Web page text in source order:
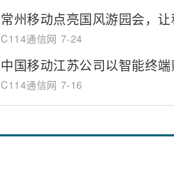
常州移动点亮国风游园会，
C114通信网 7-24
中国移动江苏公司以智能终
C114通信网 7-16